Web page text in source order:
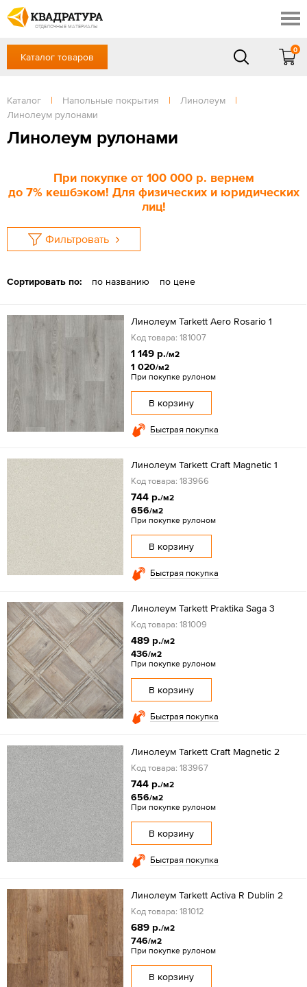
ОТДЕЛОЧНЫЕ МАТЕРИАЛЫ
Профи
Доставка и оплата
Готовые решения
Акции
Отзывы
+7 (391) 222-30-37
Сб, Вс — выходной
ЗАКАЗАТЬ ЗВОНОК
Вход / Регистрация
Каталог товаров
0
Каталог | Напольные покрытия | Линолеум
|
Линолеум рулонами
Линолеум рулонами
При покупке от 100 000 р. вернем
до 7% кешбэком! Для физических и юридических
лиц!
Фильтровать
Сортировать по: по названию по цене
Линолеум Tarkett Aero Rosario 1
Код товара: 181007
1 149 р./м2
1 020/м2
При покупке рулоном
В корзину
Быстрая покупка
Линолеум Tarkett Craft Magnetic 1
Код товара: 183966
744 р./м2
656/м2
При покупке рулоном
В корзину
Быстрая покупка
Линолеум Tarkett Praktika Saga 3
Код товара: 181009
489 р./м2
436/м2
При покупке рулоном
В корзину
Быстрая покупка
Линолеум Tarkett Craft Magnetic 2
Код товара: 183967
744 р./м2
656/м2
При покупке рулоном
В корзину
Быстрая покупка
Линолеум Tarkett Activa R Dublin 2
Код товара: 181012
689 р./м2
746/м2
При покупке рулоном
В корзину